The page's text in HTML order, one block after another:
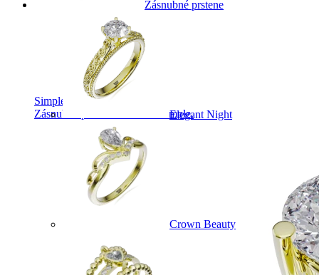
Simple Collection
Zásnubné prstne z kolekcie Simple.
Zásnubné prstene
Elegant Night
Crown Beauty